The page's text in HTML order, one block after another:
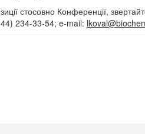
стосовно Конференції,
234-33-54; e-mail: lkoval@bio
– 2011